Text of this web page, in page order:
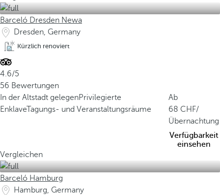
Barceló Dresden Newa
Dresden, Germany
Kürzlich renoviert
4.6/5
56 Bewertungen
In der Altstadt gelegenPrivilegierte
EnklaveTagungs- und Veranstaltungsräume
Ab
68
/
Übernachtung
Verfügbarkeit
einsehen
Vergleichen
Barceló Hamburg
Hamburg, Germany